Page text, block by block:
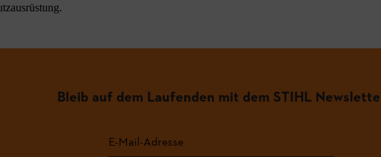
Bleib auf dem Laufenden mit dem STIHL
E-Mail-Adresse